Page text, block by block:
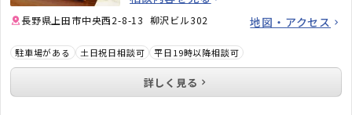
応いたしますので、ぜひお気軽にご相談くださ
い。
長野県上田市中央西2-8-13 柳沢ビル302 地図・アクセス
駐車場がある 土日祝日相談可 平日19時以降相談可
詳しく見る